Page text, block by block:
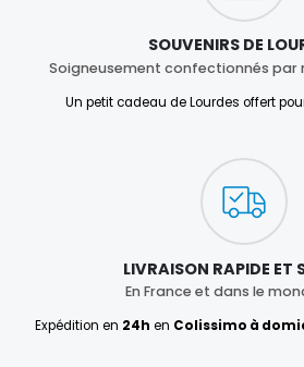
SOUVENIRS DE
Soigneusement confectionnés par
Un petit cadeau de Lourdes offert
LIVRAISON RAPIDE ET
En France et dans le
Expédition en 24h en Colissimo à